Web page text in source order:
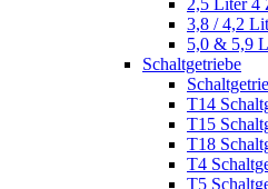
2,5 Liter 4
3,8 / 4,2
5,0 & 5,9
Schaltgetriebe
T14
T15
T18
T4
T5